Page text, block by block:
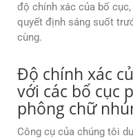
độ chính xác của bố
quyết định sáng suốt
cùng.
Độ chính xác
với các bố cục
phông chữ
Công cụ của chúng tôi